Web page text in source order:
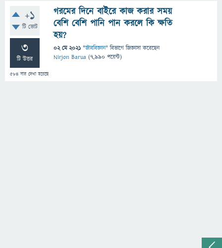
+1
টি ভোট
3
টি উত্তর
584 বার দেখা হয়েছে
গরমের দিনে বাইরে কাজ করার সময়
বেশি বেশি পানি পান করলে কি ক্ষতি
হয়?
02 মে 2021 "জীববিজ্ঞান" বিভাগে জিজ্ঞাসাকরেছেন
Nirjon Barua (7,990 পয়েন্ট)